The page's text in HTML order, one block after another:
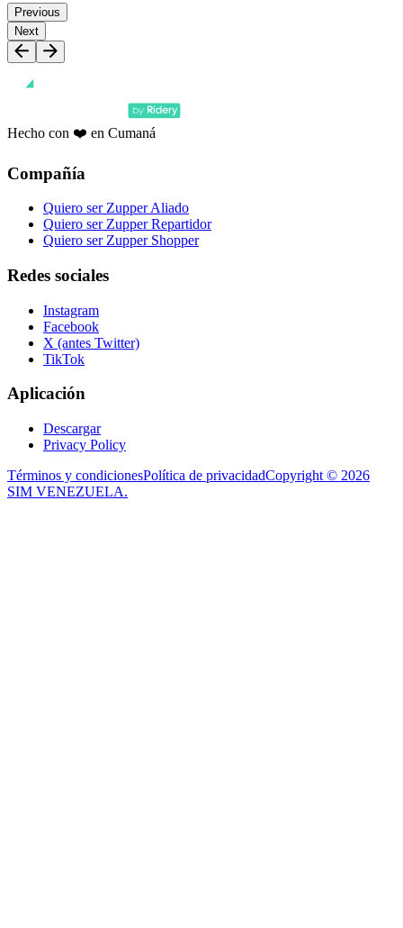
Previous
Next
Hecho con ❤️ en Cumaná
Compañía
Quiero ser Zupper Aliado
Quiero ser Zupper Repartidor
Quiero ser Zupper Shopper
Redes sociales
Instagram
Facebook
X (antes Twitter)
TikTok
Aplicación
Descargar
Privacy Policy
Términos y condicionesPolítica de privacidadCopyright © 2026
SIM VENEZUELA.